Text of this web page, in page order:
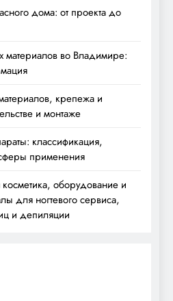
дома: от проекта до
материалов во Владимире:
крепежа и
и монтаже
классификация,
применения
оборудование и
для ногтевого сервиса,
и депиляции